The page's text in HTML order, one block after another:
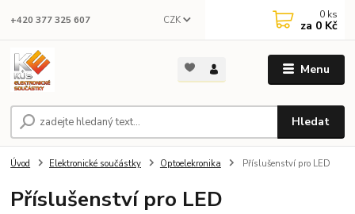
Menu
CZK
Hledat
+420 377 325 607 0 ks
za 0 Kč
Úvod Elektronické součástky Optoelekronika Příslušenství pro LED
Příslušenství pro LED